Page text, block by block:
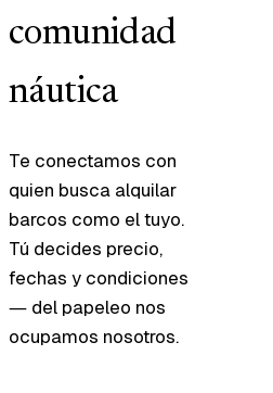
comunidad
náutica
Te conectamos con
quien busca alquilar
barcos como el tuyo.
Tú decides precio,
fechas y condiciones
— del papeleo nos
ocupamos nosotros.